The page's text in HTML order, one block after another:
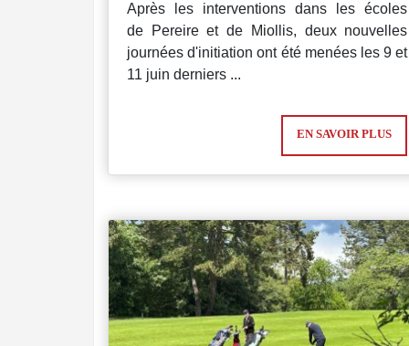
Après les interventions dans les écoles
de Pereire et de Miollis, deux nouvelles
journées d'initiation ont été menées les 9 et
11 juin derniers ...
EN SAVOIR PLUS